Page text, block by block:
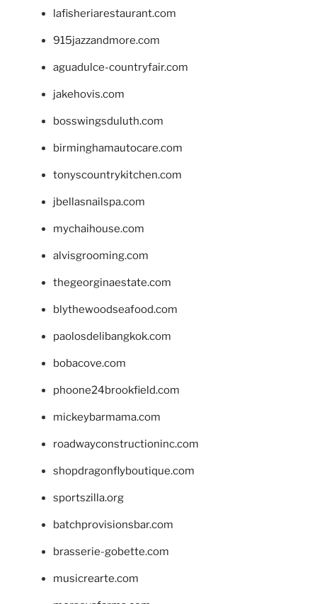
lafisheriarestaurant.com
915jazzandmore.com
aguadulce-countryfair.com
jakehovis.com
bosswingsduluth.com
birminghamautocare.com
tonyscountrykitchen.com
jbellasnailspa.com
mychaihouse.com
alvisgrooming.com
thegeorginaestate.com
blythewoodseafood.com
paolosdelibangkok.com
bobacove.com
phoone24brookfield.com
mickeybarmama.com
roadwayconstructioninc.com
shopdragonflyboutique.com
sportszilla.org
batchprovisionsbar.com
brasserie-gobette.com
musicrearte.com